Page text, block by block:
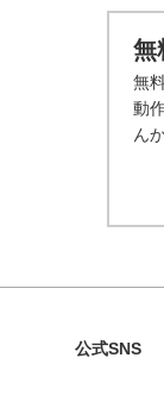
無
無
動
ん
公式SNS